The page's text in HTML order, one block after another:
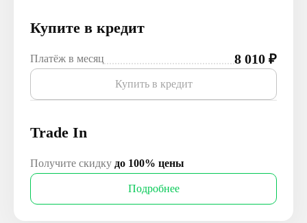
Купите в кредит
Платёж в месяц 8 010 ₽
Купить в кредит
Trade In
Получите скидку до 100% цены
Подробнее